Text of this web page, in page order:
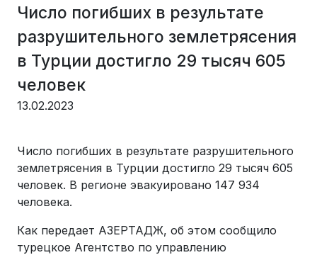
Число погибших в результате
разрушительного землетрясения
в Турции достигло 29 тысяч 605
человек
13.02.2023
Число погибших в результате разрушительного
землетрясения в Турции достигло 29 тысяч 605
человек. В регионе эвакуировано 147 934
человека.
Как передает АЗЕРТАДЖ, об этом сообщило
турецкое Агентство по управлению